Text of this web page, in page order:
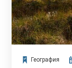
География